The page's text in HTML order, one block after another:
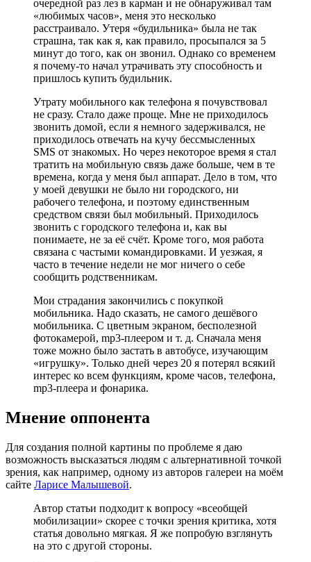
очередной раз лез в карман и не обнаруживал там
«любимых часов», меня это несколько
расстраивало. Утеря «будильника» была не так
страшна, так как я, как правило, просыпался за 5
минут до того, как он звонил. Однако со временем
я почему-то начал утрачивать эту способность и
пришлось купить будильник.
Утрату мобильного как телефона я почувствовал
не сразу. Стало даже проще. Мне не приходилось
звонить домой, если я немного задерживался, не
приходилось отвечать на кучу бессмысленных
SMS от знакомых. Но через некоторое время я стал
тратить на мобильную связь даже больше, чем в те
времена, когда у меня был аппарат. Дело в том, что
у моей девушки не было ни городского, ни
рабочего телефона, и поэтому единственным
средством связи был мобильный. Приходилось
звонить с городского телефона и, как вы
понимаете, не за её счёт. Кроме того, моя работа
связана с частыми командировками. И уезжая, я
часто в течение недели не мог ничего о себе
сообщить родственникам.
Мои страдания закончились с покупкой
мобильника. Надо сказать, не самого дешёвого
мобильника. С цветным экраном, бесполезной
фотокамерой, mp3-плеером и т. д. Сначала меня
тоже можно было застать в автобусе, изучающим
«игрушку». Только дней через 20 я потерял всякий
интерес ко всем функциям, кроме часов, телефона,
mp3-плеера и фонарика.
Мнение оппонента
Для создания полной картины по проблеме я даю
возможность высказаться людям с альтернативной точкой
зрения, как например, одному из авторов галереи на моём
сайте Ларисе Малышевой.
Автор статьи подходит к вопросу «всеобщей
мобилизации» скорее с точки зрения критика, хотя
статья довольно мягкая. Я же попробую взглянуть
на это с другой стороны.